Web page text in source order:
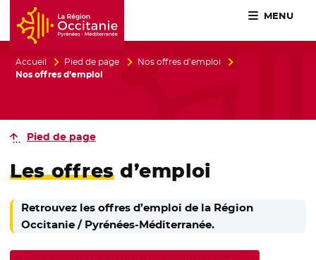
Accueil Région Occitanie / Pyrénées-Méditerranée
MENU
Accueil Pied de page
Nos offres d’emploi
Nos offres d’emploi
Pied de page
Les offresd’emploi
Retrouvez les offres d’emploi de la Région
Occitanie / Pyrénées-Méditerranée.